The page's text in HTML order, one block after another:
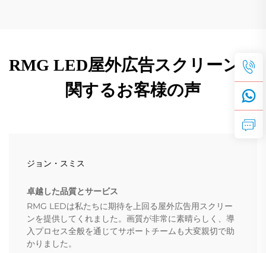
RMG LED屋外広告スクリーンに
関するお客様の声
ジョン・スミス
卓越した品質とサービス
RMG LEDは私たちに期待を上回る屋外広告用スクリー
ンを提供してくれました。画質が非常に素晴らしく、導
入プロセス全般を通じてサポートチームも大変親切で助
かりました。